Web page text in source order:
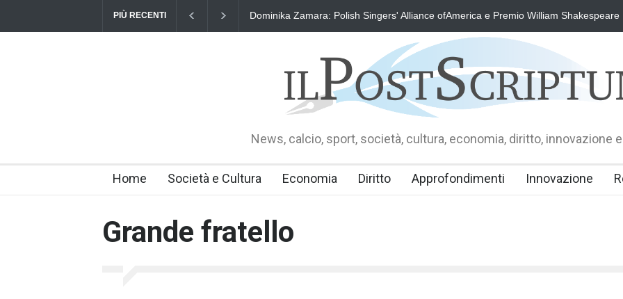
PIÙ RECENTI Dominika Zamara: Polish Singers' Alliance ofAmerica e Premio William Shakespeare
News, calcio, sport, società, cultura, economia, diritto, innovazione
Home Società e Cultura Economia Diritto Approfondimenti Innovazione
Grande fratello